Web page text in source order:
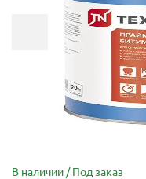
В наличии / Под заказ